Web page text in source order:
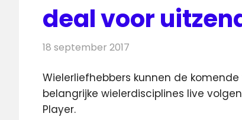
deal voor
18 september 2017
Wielerliefhebbers kunnen de
belangrijke wielerdisciplines live
Player.